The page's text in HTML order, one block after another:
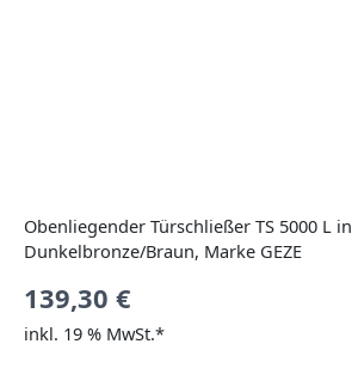
Obenliegender Türschließer TS 5000 L in
Dunkelbronze/Braun, Marke GEZE
139,30 €
inkl. 19 % MwSt.*